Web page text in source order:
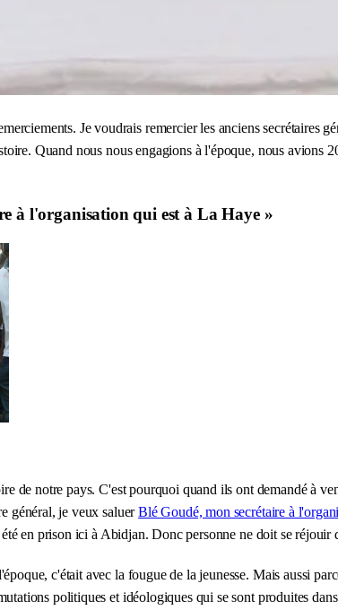
Je voudrais remercier les anciens secrétaires
Quand nous nous engagions à l'époque, nous
à l'organisation qui est à La Haye »
de notre pays. C'est pourquoi quand ils ont demandé à
général, je veux saluerBlé Goudé, mon secrétaire à
en prison ici à Abidjan. Donc personne ne doit se
c'était avec la fougue de la jeunesse. Mais aussi
politiques et idéologiques qui se sont produites